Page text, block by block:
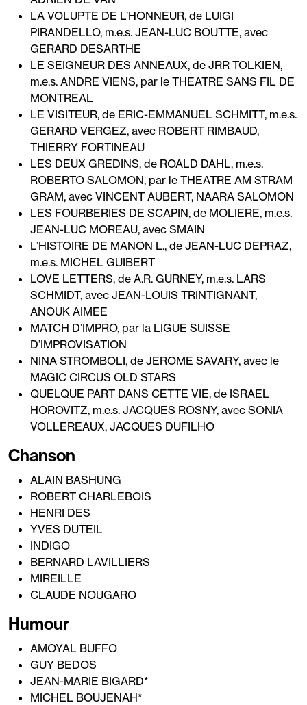
LA VOLUPTE DE L’HONNEUR, de LUIGI
PIRANDELLO, m.e.s. JEAN-LUC BOUTTE, avec
GERARD DESARTHE
LE SEIGNEUR DES ANNEAUX, de JRR TOLKIEN,
m.e.s. ANDRE VIENS, par le THEATRE SANS FIL DE
MONTREAL
LE VISITEUR, de ERIC-EMMANUEL SCHMITT, m.e.s.
GERARD VERGEZ, avec ROBERT RIMBAUD,
THIERRY FORTINEAU
LES DEUX GREDINS, de ROALD DAHL, m.e.s.
ROBERTO SALOMON, par le THEATRE AM STRAM
GRAM, avec VINCENT AUBERT, NAARA SALOMON
LES FOURBERIES DE SCAPIN, de MOLIERE, m.e.s.
JEAN-LUC MOREAU, avec SMAIN
L’HISTOIRE DE MANON L., de JEAN-LUC DEPRAZ,
m.e.s. MICHEL GUIBERT
LOVE LETTERS, de A.R. GURNEY, m.e.s. LARS
SCHMIDT, avec JEAN-LOUIS TRINTIGNANT,
ANOUK AIMEE
MATCH D’IMPRO, par la LIGUE SUISSE
D’IMPROVISATION
NINA STROMBOLI, de JEROME SAVARY, avec le
MAGIC CIRCUS OLD STARS
QUELQUE PART DANS CETTE VIE, de ISRAEL
HOROVITZ, m.e.s. JACQUES ROSNY, avec SONIA
VOLLEREAUX, JACQUES DUFILHO
Chanson
ALAIN BASHUNG
ROBERT CHARLEBOIS
HENRI DES
YVES DUTEIL
INDIGO
BERNARD LAVILLIERS
MIREILLE
CLAUDE NOUGARO
Humour
AMOYAL BUFFO
GUY BEDOS
JEAN-MARIE BIGARD*
MICHEL BOUJENAH*